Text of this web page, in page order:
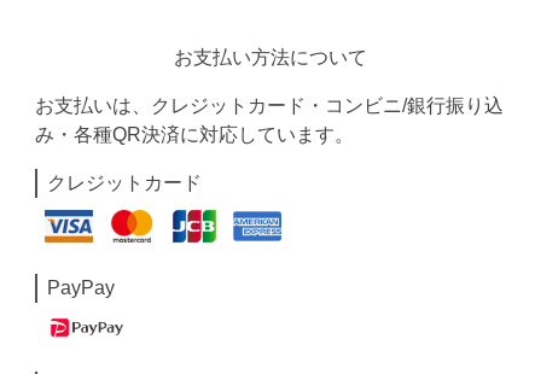
お支払い方法について
お支払いは、クレジットカード・コンビニ/銀行振り込
み・各種QR決済に対応しています。
クレジットカード
PayPay